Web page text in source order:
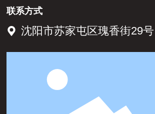
联系方式
沈阳市苏家屯区瑰香街29号